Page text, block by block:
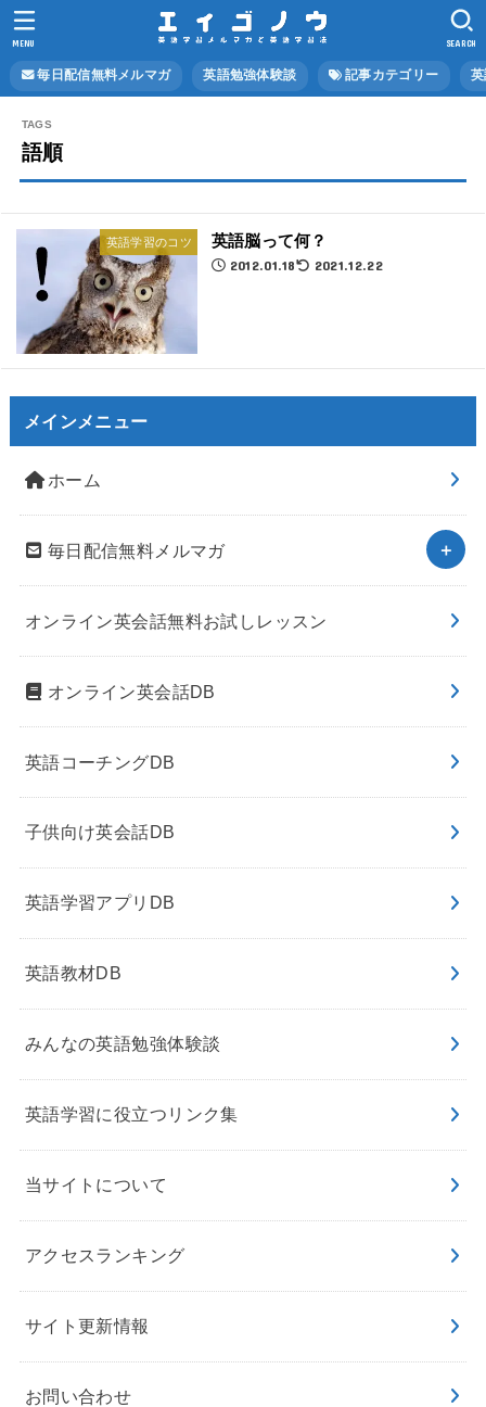
毎日配信無料メルマガ 英語勉強体験談 記事カテゴリー
SEARCH
MENU
語順
英語学習のコツ 英語脳って何？
2012.01.18 2021.12.22
メインメニュー
ホーム
毎日配信無料メルマガ
オンライン英会話無料お試しレッスン
オンライン英会話DB
英語コーチングDB
子供向け英会話DB
英語学習アプリDB
英語教材DB
みんなの英語勉強体験談
英語学習に役立つリンク集
当サイトについて
アクセスランキング
サイト更新情報
お問い合わせ